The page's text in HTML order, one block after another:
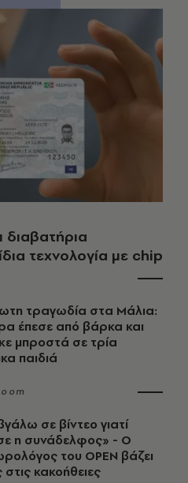
διαβατήρια
τεχνολογία με chip
τραγωδία στα Μάλια:
έπεσε από βάρκα και
μπροστά σε τρία
παιδιά
σε βίντεο γιατί
η συνάδελφος» - Ο
του OPEN βάζει
στις κακοήθειες